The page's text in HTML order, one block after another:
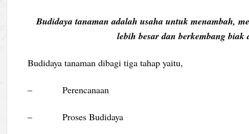
Budidaya tanaman adalah usaha untuk menambah,
lebih besar dan berkembang biak
Budidaya tanaman dibagi tiga tahap yaitu,
– Perencanaan
– Proses Budidaya